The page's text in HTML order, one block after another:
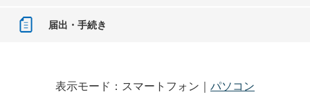
届出・手続き
表示モード：スマートフォン｜ パソコン